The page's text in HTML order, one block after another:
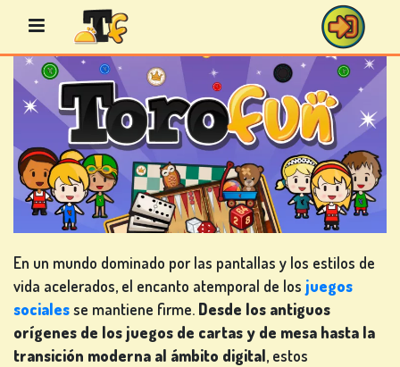
JUEGOS
DE
BINGO
JUEGOS
DE
CASINO
Saltar
contenido
En un mundo dominado por las pantallas y los estilos de
vida acelerados, el encanto atemporal de los juegos
socialesse mantiene firme. Desde los antiguos
orígenes de los juegos de cartas y de mesa hasta la
transición moderna al ámbito digital, estos